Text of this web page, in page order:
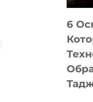
6